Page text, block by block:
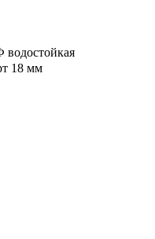
18 мм